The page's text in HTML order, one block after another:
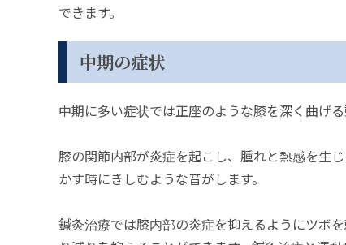
できます。
中期の症状
中期に多い症状では正座のような膝を深く曲げ
膝の関節内部が炎症を起こし、腫れと熱感を生
かす時にきしむような音がします。
鍼灸治療では膝内部の炎症を抑えるようにツボ